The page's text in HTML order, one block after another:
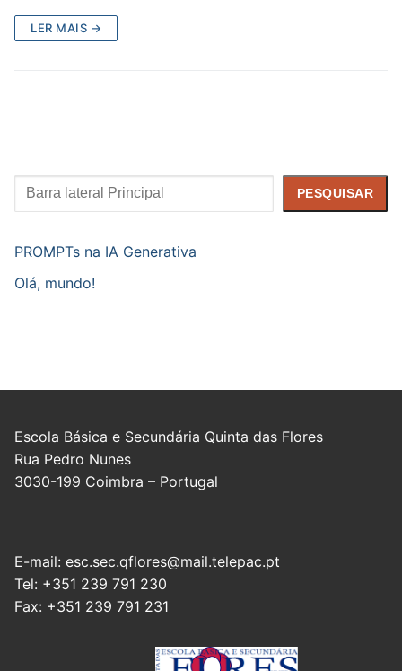
LER MAIS →
Pesquisar PESQUISAR
PROMPTs na IA Generativa
Olá, mundo!
Escola Básica e Secundária Quinta das Flores
Rua Pedro Nunes
3030-199 Coimbra – Portugal
E-mail: esc.sec.qflores@mail.telepac.pt
Tel: +351 239 791 230
Fax: +351 239 791 231